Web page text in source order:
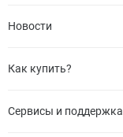
Новости
Как купить?
Сервисы и поддержка